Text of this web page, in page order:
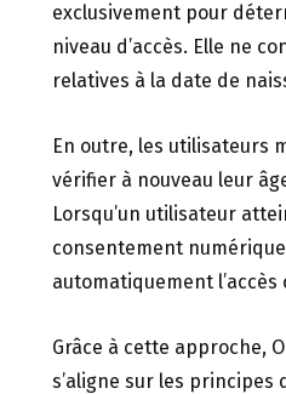
exclusivement pour
niveau d’accès. Elle ne
relatives à la date de
En outre, les utilisateurs
vérifier à nouveau leur
Lorsqu’un utilisateur
consentement
automatiquement l’accès
Grâce à cette approche,
s’aligne sur les principes